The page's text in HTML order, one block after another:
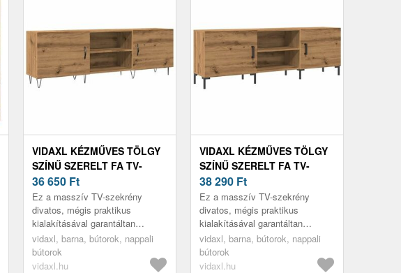
VIDAXL KÉZMŰVES TÖLGY
SZÍNŰ SZERELT FA TV-
SZEKRÉNY 150 X 30 X 50
CM
36 650 Ft
Ez a masszív TV-szekrény
divatos, mégis praktikus
kialakításával garantáltan
szobája gyöngyszeme lesz.
vidaxl, barna, bútorok, nappali
bútorok
vidaxl.hu
VIDAXL KÉZMŰVES TÖLGY
SZÍNŰ SZERELT FA TV-
SZEKRÉNY 150 X 30 X 50
CM
38 290 Ft
Ez a masszív TV-szekrény
divatos, mégis praktikus
kialakításával garantáltan
szobája gyöngyszeme lesz.
vidaxl, barna, bútorok, nappali
bútorok
vidaxl.hu